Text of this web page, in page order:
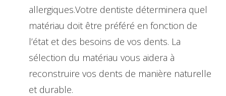
allergiques.Votre dentiste déterminera quel
matériau doit être préféré en fonction de
l’état et des besoins de vos dents. La
sélection du matériau vous aidera à
reconstruire vos dents de manière naturelle
et durable.